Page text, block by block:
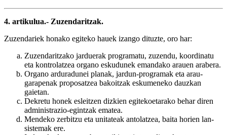
4. artikulua.- Zuzendaritzak.
Zuzendariek honako egiteko hauek izango dituzte, oro har:
Zuzendaritzako jarduerak programatu, zuzendu, koordinatu
eta kontrolatzea organo eskudunek emandako arauen arabera.
Organo arduradunei planak, jardun-programak eta arau-
garapenak proposatzea bakoitzak eskumeneko dauzkan
gaietan.
Dekretu honek esleitzen dizkien egitekoetarako behar diren
administrazio-egintzak ematea.
Mendeko zerbitzu eta unitateak antolatzea, baita horien lan-
sistemak ere.